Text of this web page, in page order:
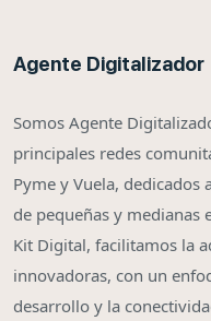
Agente Digitalizador
Somos Agente
principales redes
Pyme y Vuela,
de pequeñas y medianas
Kit Digital, facilitamos la
innovadoras, con un
desarrollo y la